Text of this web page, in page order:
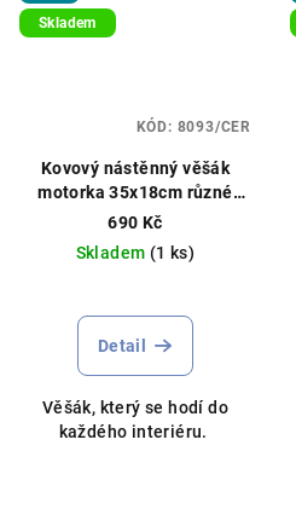
Skladem
Kovový nástěnný věšák
motorka 35x18cm různé
barvy
690 Kč
Skladem (1 ks)
Detail
Věšák, který se hodí do
každého interiéru.
KÓD: 8093/CER